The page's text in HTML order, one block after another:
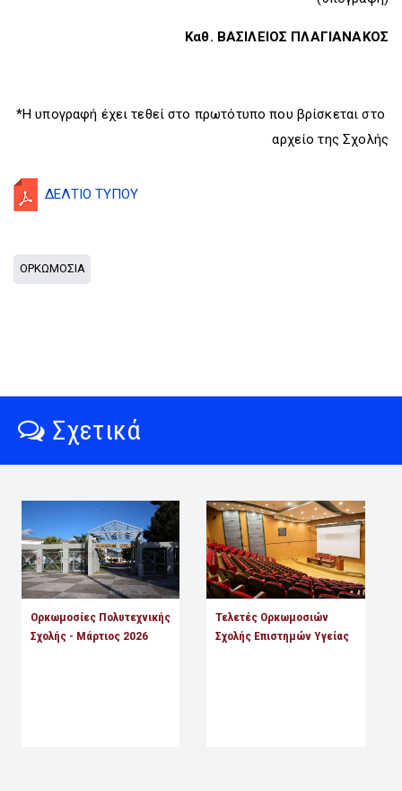
Καθ. ΒΑΣΙΛΕΙΟΣ ΠΛΑΓΙΑΝΑΚΟΣ
*Η υπογραφή έχει τεθεί στο πρωτότυπο που βρίσκεται στο
αρχείο της Σχολής
ΔΕΛΤΙΟ ΤΥΠΟΥ
ΟΡΚΩΜΟΣΙΑ
Σχετικά
Ορκωμοσίες Πολυτεχνικής
Σχολής - Μάρτιος 2026
Τελετές Ορκωμοσιών
Σχολής Επιστημών Υγείας